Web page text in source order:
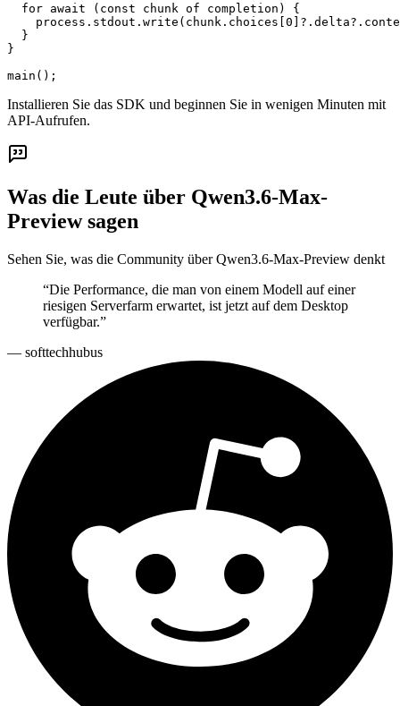
  for await (const chunk of completion) {
  }
}
main();
Installieren Sie das SDK und beginnen Sie in wenigen Minuten mit
API-Aufrufen.
Was die Leute über Qwen3.6-Max-
Preview sagen
Sehen Sie, was die Community über Qwen3.6-Max-Preview denkt
“Die Performance, die man von einem Modell auf einer
riesigen Serverfarm erwartet, ist jetzt auf dem Desktop
verfügbar.”
— softtechhubus